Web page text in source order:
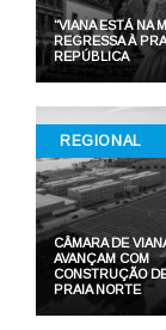
“VIANA ESTÁ NA
REGRESSA À
REPÚBLICA
REGIONAL
CÂMARA DE
AVANÇAM COM
CONSTRUÇÃO
PRAIA NORTE